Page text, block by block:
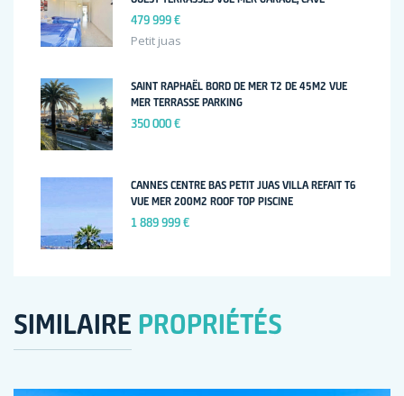
479 999 €
Petit juas
SAINT RAPHAËL BORD DE MER T2 DE 45M2 VUE
MER TERRASSE PARKING
350 000 €
CANNES CENTRE BAS PETIT JUAS VILLA REFAIT T6
VUE MER 200M2 ROOF TOP PISCINE
1 889 999 €
SIMILAIRE PROPRIÉTÉS